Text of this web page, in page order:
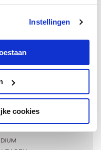
Instellingen
cookies